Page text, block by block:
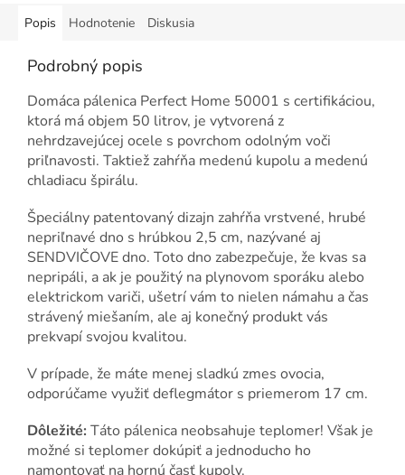
Popis Hodnotenie Diskusia
Podrobný popis
Domáca pálenica Perfect Home 50001 s certifikáciou,
ktorá má objem 50 litrov, je vytvorená z
nehrdzavejúcej ocele s povrchom odolným voči
priľnavosti. Taktiež zahŕňa medenú kupolu a medenú
chladiacu špirálu.
Špeciálny patentovaný dizajn zahŕňa vrstvené, hrubé
nepriľnavé dno s hrúbkou 2,5 cm, nazývané aj
SENDVIČOVE dno. Toto dno zabezpečuje, že kvas sa
nepripáli, a ak je použitý na plynovom sporáku alebo
elektrickom variči, ušetrí vám to nielen námahu a čas
strávený miešaním, ale aj konečný produkt vás
prekvapí svojou kvalitou.
V prípade, že máte menej sladkú zmes ovocia,
odporúčame využiť deflegmátor s priemerom 17 cm.
Dôležité: Táto pálenica neobsahuje teplomer! Však je
možné si teplomer dokúpiť a jednoducho ho
namontovať na hornú časť kupoly.